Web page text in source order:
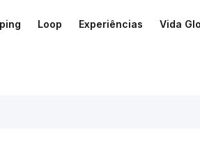
Loop Experiências Vida